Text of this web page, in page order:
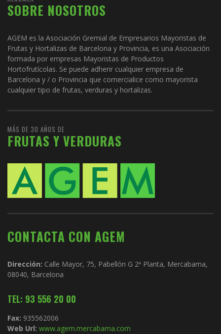
SOBRE NOSOTROS
AGEM es la Asociación Gremial de Empresarios Mayoristas de
Frutas y Hortalizas de Barcelona y Provincia, es una Asociación
formada por empresas Mayoristas de Productos
Hortofrutícolas. Se puede adherir cualquier empresa de
Barcelona y / o Provincia que comercialice como mayorista
cualquier tipo de frutas, verduras y hortalizas.
MÁS DE 30 AÑOS DE
FRUTAS Y VERDURAS
CONTACTA CON AGEM
Dirección: Calle Mayor, 75, Pabellón G 2ª Planta, Mercabarna,
08040, Barcelona
TEL: 93 556 20 00
Fax: 935562006
Web Url: www.agem.mercabarna.com